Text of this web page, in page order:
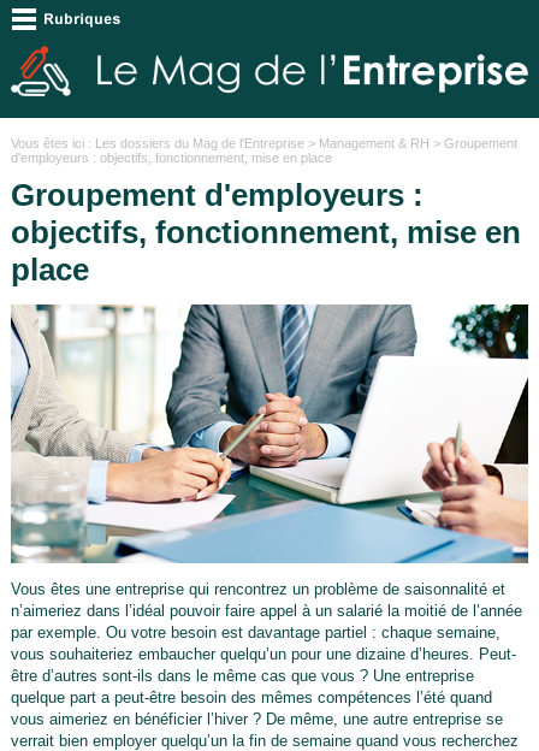
Vous êtes ici : Les dossiers du Mag de l'Entreprise> Management & RH > Groupement
d'employeurs : objectifs, fonctionnement, mise en place
Groupement d'employeurs :
objectifs, fonctionnement, mise en
place
Vous êtes une entreprise qui rencontrez un problème de saisonnalité et
n’aimeriez dans l’idéal pouvoir faire appel à un salarié la moitié de l’année
par exemple. Ou votre besoin est davantage partiel : chaque semaine,
vous souhaiteriez embaucher quelqu’un pour une dizaine d’heures. Peut-
être d’autres sont-ils dans le même cas que vous ? Une entreprise
quelque part a peut-être besoin des mêmes compétences l’été quand
vous aimeriez en bénéficier l’hiver ? De même, une autre entreprise se
verrait bien employer quelqu’un la fin de semaine quand vous recherchez